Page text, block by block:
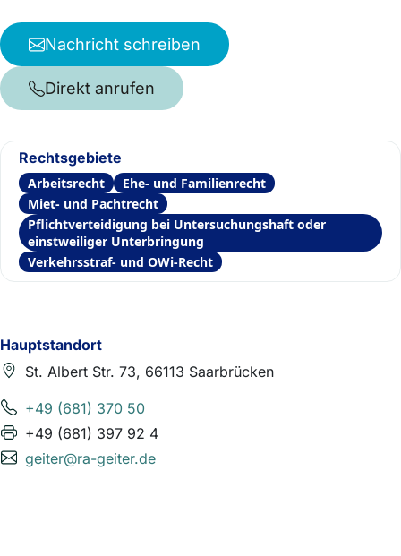
Hauptstandort
St. Albert Str. 73, 66113 Saarbrücken
+49 (681) 370 50
+49 (681) 397 92 4
geiter@ra-geiter.de
Nachricht schreiben
Direkt anrufen
Rechtsgebiete
Arbeitsrecht
Ehe- und Familienrecht
Miet- und Pachtrecht
Pflichtverteidigung bei Untersuchungshaft oder
einstweiliger Unterbringung
Verkehrsstraf- und OWi-Recht